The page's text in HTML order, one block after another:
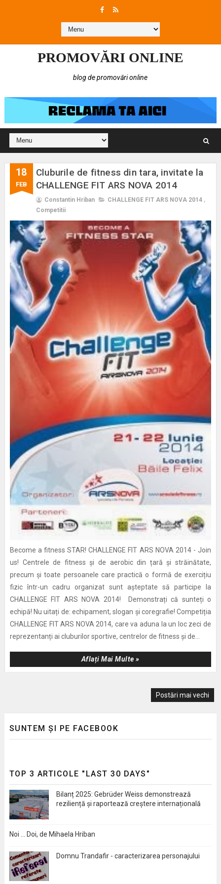
PROMOVĂRI ONLINE
blog de promovări online
18
FEB
Cluburile de fitness din tara, invitate la
CHALLENGE FIT ARS NOVA 2014
Constantin Hriban CHALLENGE FIT ARS NOVA 2014 ,
Competitii
Become a fitness STAR! CHALLENGE FIT ARS NOVA 2014 - Join
us! Centrele de fitness și de aerobic din țară și străinătate,
precum și toate persoanele care practică o formă de exercițiu
fizic într-un cadru organizat sunt așteptate să participe la
CHALLENGE FIT ARS NOVA 2014! Demonstrați că sunteți o
echipă! Nu uitați de: echipament, slogan și coregrafie! Competiția
CHALLENGE FIT ARS NOVA 2014, care va aduna la un loc zeci de
reprezentanți ai cluburilor sportive, centrelor de fitness și de...
Aflați Mai Multe »
Postări mai vechi
SUNTEM ȘI PE FACEBOOK
TOP 3 ARTICOLE "LAST 30 DAYS"
Bilanț 2025: Gebrüder Weiss demonstrează
reziliență și raportează creștere internațională
Noi … Doi, de Mihaela Hriban
Domnu Trandafir - caracterizarea personajului